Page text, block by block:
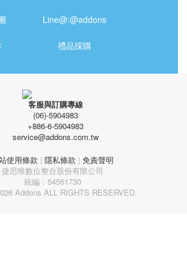
Line@:@addons
禮品採購
客服與訂購專線
(06)-5904983
+886-6-5904983
service@addons.com.tw
使用條款 | 隱私條款 | 免責聲明
捷思唯數位整合股份有限公司
統編：54561730
Addons ALL RIGHTS RESERVED.